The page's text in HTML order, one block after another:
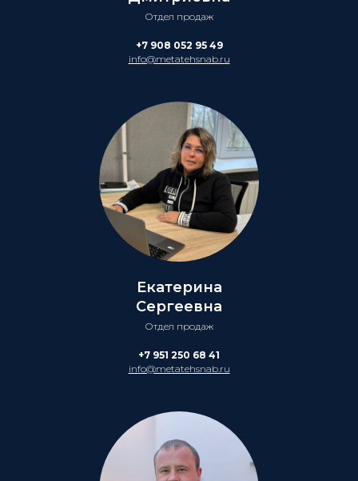
Отдел продаж
+7 908 052 95 49
info@metatehsnab.ru
Екатерина
Сергеевна
Отдел продаж
+7 951 250 68 41
info@metatehsnab.ru